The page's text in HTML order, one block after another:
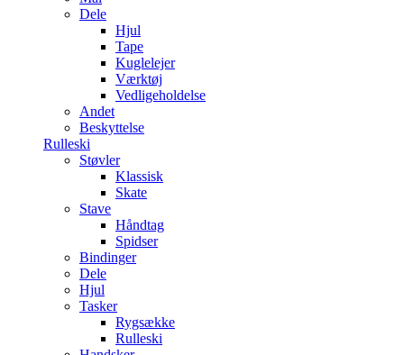
Dele
Hjul
Tape
Kuglelejer
Værktøj
Vedligeholdelse
Andet
Beskyttelse
Rulleski
Støvler
Klassisk
Skate
Stave
Håndtag
Spidser
Bindinger
Dele
Hjul
Tasker
Rygsække
Rulleski